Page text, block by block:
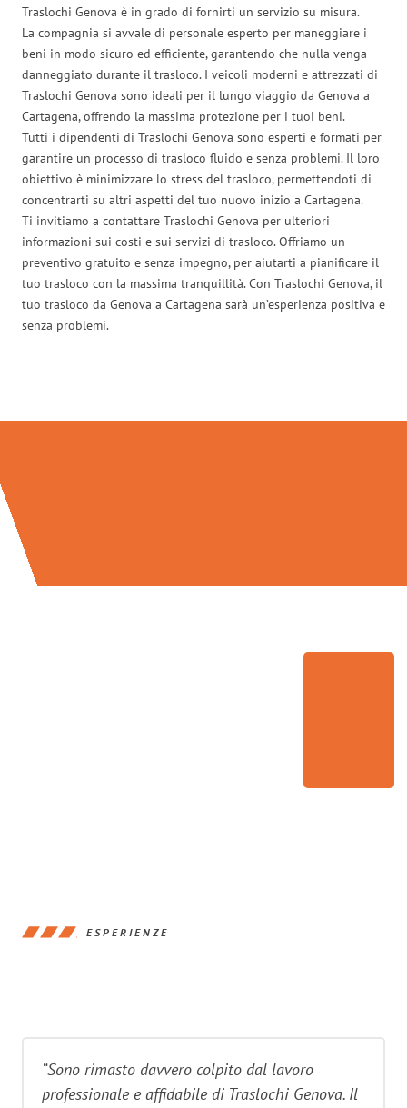
Traslochi Genova è in grado di fornirti un servizio su misura.
La compagnia si avvale di personale esperto per maneggiare i
beni in modo sicuro ed efficiente, garantendo che nulla venga
danneggiato durante il trasloco. I veicoli moderni e attrezzati di
Traslochi Genova sono ideali per il lungo viaggio da Genova a
Cartagena, offrendo la massima protezione per i tuoi beni.
Tutti i dipendenti di Traslochi Genova sono esperti e formati per
garantire un processo di trasloco fluido e senza problemi. Il loro
obiettivo è minimizzare lo stress del trasloco, permettendoti di
concentrarti su altri aspetti del tuo nuovo inizio a Cartagena.
Ti invitiamo a contattare Traslochi Genova per ulteriori
informazioni sui costi e sui servizi di trasloco. Offriamo un
preventivo gratuito e senza impegno, per aiutarti a pianificare il
tuo trasloco con la massima tranquillità. Con Traslochi Genova, il
tuo trasloco da Genova a Cartagena sarà un’esperienza positiva e
senza problemi.
ESPERIENZE
“Sono rimasto davvero colpito dal lavoro
professionale e affidabile di Traslochi Genova. Il